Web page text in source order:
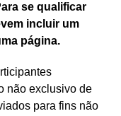
se qualificar
incluir um
página.
não exclusivo de
para fins não